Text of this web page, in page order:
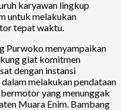
karyawan lingkup
untuk melakukan
tepat waktu.
Purwoko menyampaikan
giat komitmen
dengan instansi
melakukan pendataan
yang menunggak
Muara Enim. Bambang